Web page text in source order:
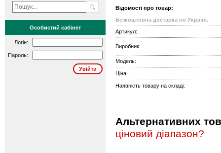
Особистий кабінет
Логін:
Пароль:
Відомості про товар:
Безкоштовна доставка по Україні.
Артикул:
Виробник:
Модель:
Ціна:
Наявність товару на складі:
Альтернативних
ціновий діапазон?